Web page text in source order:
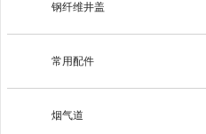
钢纤维井盖
常用配件
烟气道